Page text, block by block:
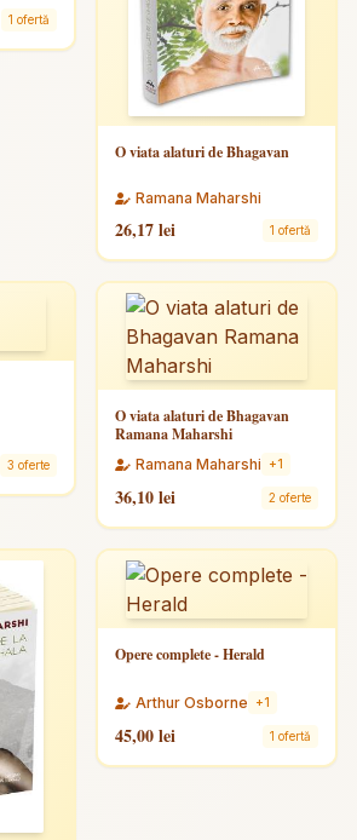
1 ofertă
O viata alaturi de Bhagavan
Ramana Maharshi
26,17 lei 1 ofertă
3 oferte
O viata alaturi de Bhagavan
Ramana Maharshi
Ramana Maharshi +1
36,10 lei 2 oferte
Opere complete - Herald
Arthur Osborne +1
45,00 lei 1 ofertă